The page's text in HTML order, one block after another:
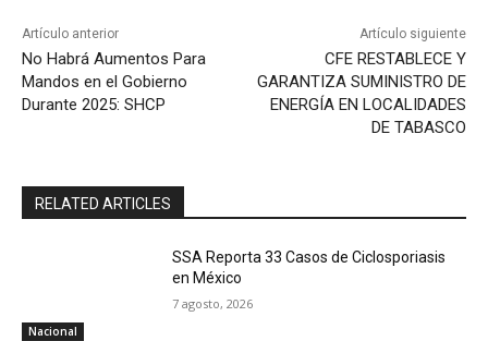
Artículo anterior
No Habrá Aumentos Para
Mandos en el Gobierno
Durante 2025: SHCP
Artículo siguiente
CFE RESTABLECE Y
GARANTIZA SUMINISTRO DE
ENERGÍA EN LOCALIDADES
DE TABASCO
RELATED ARTICLES
Nacional
SSA Reporta 33 Casos de Ciclosporiasis
en México
7 agosto, 2026